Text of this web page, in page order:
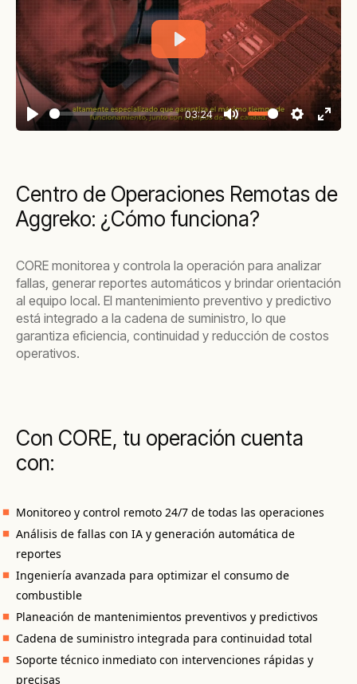
Play
03:24
Mute Settings
Enter
Play
Centro de Operaciones Remotas de
Aggreko: ¿Cómo funciona?
CORE monitorea y controla la operación para analizar
fallas, generar reportes automáticos y brindar orientación
al equipo local. El mantenimiento preventivo y predictivo
está integrado a la cadena de suministro, lo que
garantiza eficiencia, continuidad y reducción de costos
operativos.
Con CORE, tu operación cuenta
con:
Monitoreo y control remoto 24/7 de todas las operaciones
Análisis de fallas con IA y generación automática de
reportes
Ingeniería avanzada para optimizar el consumo de
combustible
Planeación de mantenimientos preventivos y predictivos
Cadena de suministro integrada para continuidad total
Soporte técnico inmediato con intervenciones rápidas y
precisas